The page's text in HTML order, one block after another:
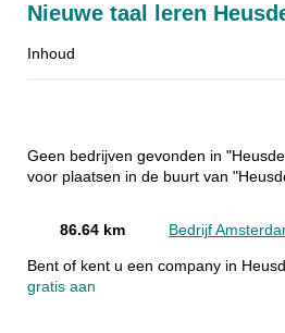
Nieuwe taal leren
Inhoud
Geen bedrijven gevonden in
voor plaatsen in de buurt van
86.64 km Bedrijf
Bent of kent u een company in
gratis aan